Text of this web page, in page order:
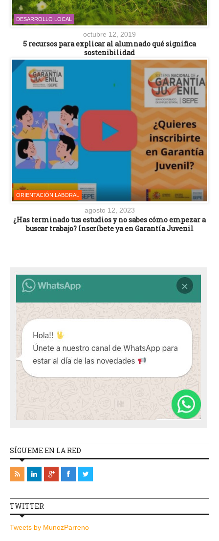
DESARROLLO LOCAL
octubre 12, 2019
5 recursos para explicar al alumnado qué significa
sostenibilidad
ORIENTACIÓN LABORAL
agosto 12, 2023
¿Has terminado tus estudios y no sabes cómo empezar a
buscar trabajo? Inscríbete ya en Garantía Juvenil
SÍGUEME EN LA RED
TWITTER
Tweets by MunozParreno